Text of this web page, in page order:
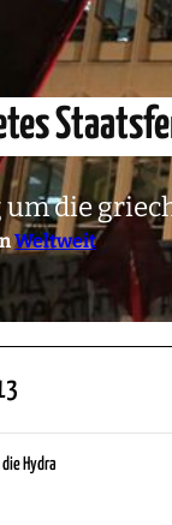
die
Weltweit
Hydra